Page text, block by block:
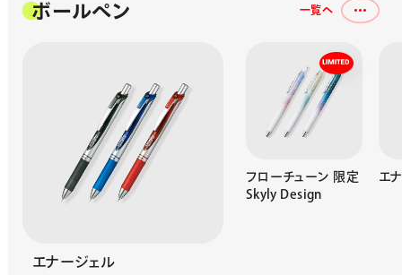
ボールペン
エナージェル
カルム
フローチューン 限定
Skyly Design
エ
一覧へ